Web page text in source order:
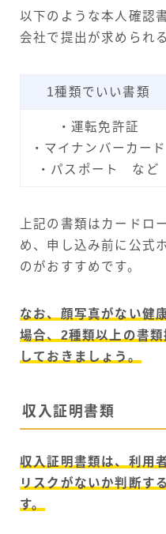
以下のような本人確認
会社で提出が求められ
1種類でいい書類
・運転免許証
・マイナンバーカード
・パスポート など
上記の書類はカードロ
め、申し込み前に公式
のがおすすめです。
なお、顔写真がない健
場合、2種類以上の書
しておきましょう。
収入証明書類
収入証明書類は、利用
リスクがないか判断す
す。